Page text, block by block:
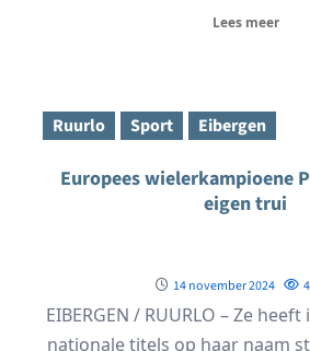
Lees meer
Ruurlo Sport Eibergen
Europees wielerkampioene
eigen trui
14 november 2024
EIBERGEN / RUURLO – Ze
nationale titels op haar naam